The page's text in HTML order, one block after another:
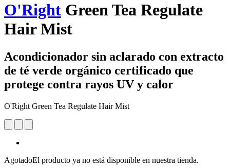
O'Right Green Tea Regulate
Hair Mist
Acondicionador sin aclarado con extracto
de té verde orgánico certificado que
protege contra rayos UV y calor
O'Right Green Tea Regulate Hair Mist
AgotadoEl producto ya no está disponible en nuestra tienda.